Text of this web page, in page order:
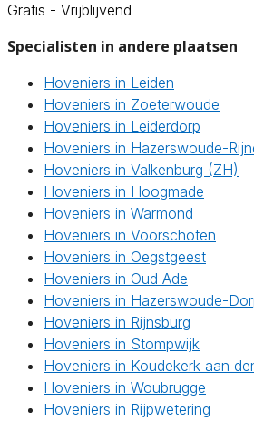
Gratis - Vrijblijvend
Specialisten in andere plaatsen
Hoveniers in Leiden
Hoveniers in Zoeterwoude
Hoveniers in Leiderdorp
Hoveniers in Hazerswoude-
Hoveniers in Valkenburg (ZH)
Hoveniers in Hoogmade
Hoveniers in Warmond
Hoveniers in Voorschoten
Hoveniers in Oegstgeest
Hoveniers in Oud Ade
Hoveniers in Hazerswoude-
Hoveniers in Rijnsburg
Hoveniers in Stompwijk
Hoveniers in Koudekerk aan
Hoveniers in Woubrugge
Hoveniers in Rijpwetering